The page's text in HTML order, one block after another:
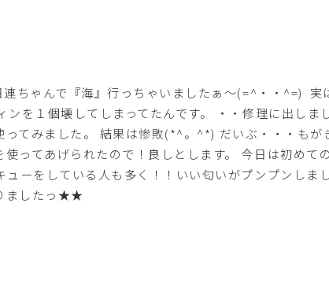
ちゃんで『海』行っちゃいましたぁ～(=^・・^=) 実
を１個壊してしまってたんです。 ・・修理に出しま
てみました。 結果は惨敗(*^。^*) だいぶ・・・もが
ってあげられたので！良しとします。 今日は初めて
ューをしている人も多く！！いい匂いがプンプンしま
ましたっ★★